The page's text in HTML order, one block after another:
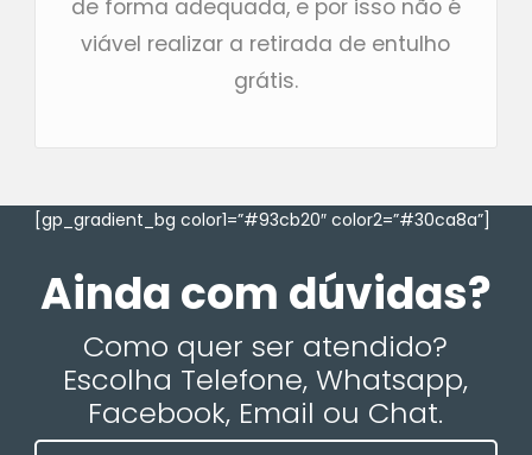
de forma adequada, e por isso não é
viável realizar a retirada de entulho
grátis.
[gp_gradient_bg color1=”#93cb20″ color2=”#30ca8a”]
Ainda com dúvidas?
Como quer ser atendido?
Escolha Telefone, Whatsapp,
Facebook, Email ou Chat.